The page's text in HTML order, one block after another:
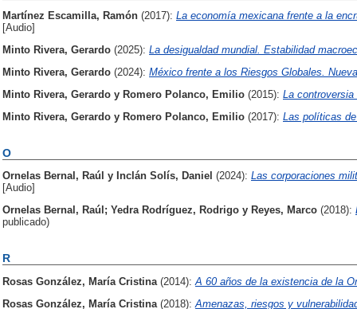
Martínez Escamilla, Ramón (2017): La economía mexicana frente a la
[Audio]
Minto Rivera, Gerardo (2025): La desigualdad mundial. Estabilidad
Minto Rivera, Gerardo (2024): México frente a los Riesgos Globales.
Minto Rivera, Gerardo y Romero Polanco, Emilio (2015): La
Minto Rivera, Gerardo y Romero Polanco, Emilio (2017): Las políticas
O
Ornelas Bernal, Raúl y Inclán Solís, Daniel (2024): Las corporaciones
[Audio]
Ornelas Bernal, Raúl ; Yedra Rodríguez, Rodrigo y Reyes, Marco (2018):
publicado)
R
Rosas González, María Cristina (2014): A 60 años de la existencia de la
Rosas González, María Cristina (2018): Amenazas, riesgos y